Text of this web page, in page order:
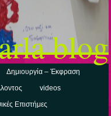
blog
Δημιουργία – Έκφραση
videos
Επιστήμες